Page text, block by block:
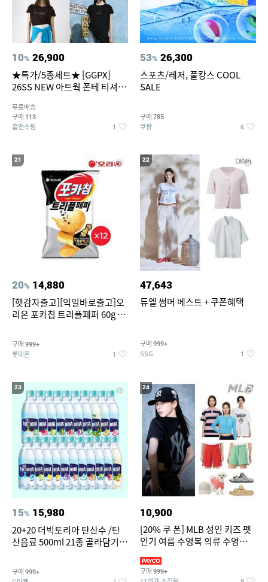
10% 26,900
★특가/5종세트★ [GGPX]
26SS NEW 아트웍 폰테 티셔츠
무료배송
구매 113
홈앤쇼핑 1
53% 26,300
스포츠/레저, 풀캉스 COOL
SALE
구매 785
쿠팡 6
21
20% 14,880
[햇감자출고][익일바로출고]오
리온 포카칩 트리플페퍼 60g 12
구매 999+
롯데온 1
22
47,643
듀엘 썸머 베스트 + 쿠폰혜택
구매 999+
SSG 1
23
15% 15,980
20+20 더빅토리아 탄산수 /탄
산음료 500ml 21종 골라담기
구매 999+
24
10,900
[20% 쿠 폰] MLB 성인 키즈 펫
인기 여름 수영복 의류 수영복
구매 999+